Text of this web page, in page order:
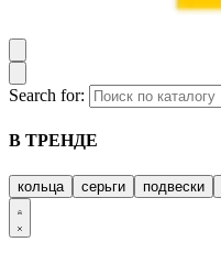
Search for:
В ТРЕНДЕ
кольца серьги подвески